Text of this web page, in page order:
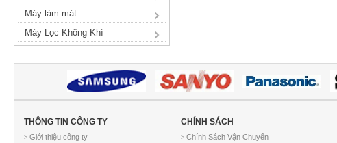
Máy làm mát
Máy Lọc Không Khí
THÔNG TIN CÔNG TY
> Giới thiệu công ty
CHÍNH SÁCH
> Chính Sách Vận Chuyển